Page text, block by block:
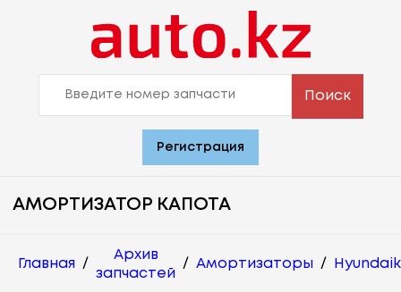
Поиск
Регистрация
АМОРТИЗАТОР КАПОТА
Главная /
Архив
запчастей
/ Амортизаторы /